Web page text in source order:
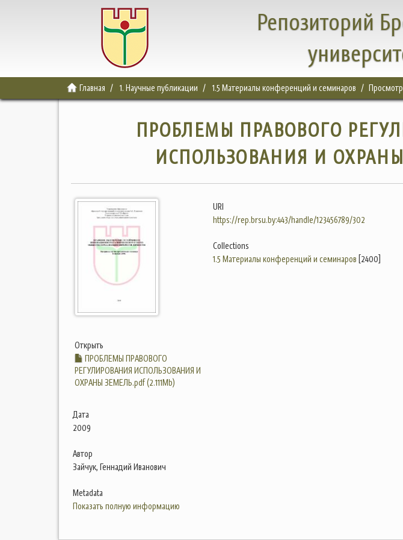
Репозиторий
Главная 1. Научные публикации 1.5 Материалы конференций и семинаров
ПРОБЛЕМЫ ПРАВОВОГО
ИСПОЛЬЗОВАНИЯ И
Открыть
ПРОБЛЕМЫ ПРАВОВОГО
РЕГУЛИРОВАНИЯ ИСПОЛЬЗОВАНИЯ И
ОХРАНЫ ЗЕМЕЛЬ.pdf (2.111Mb)
Дата
2009
Автор
Зайчук, Геннадий Иванович
Metadata
Показать полную информацию
URI
https://rep.brsu.by:443/handle/123456789/302
Collections
1.5 Материалы конференций и семинаров [2400]